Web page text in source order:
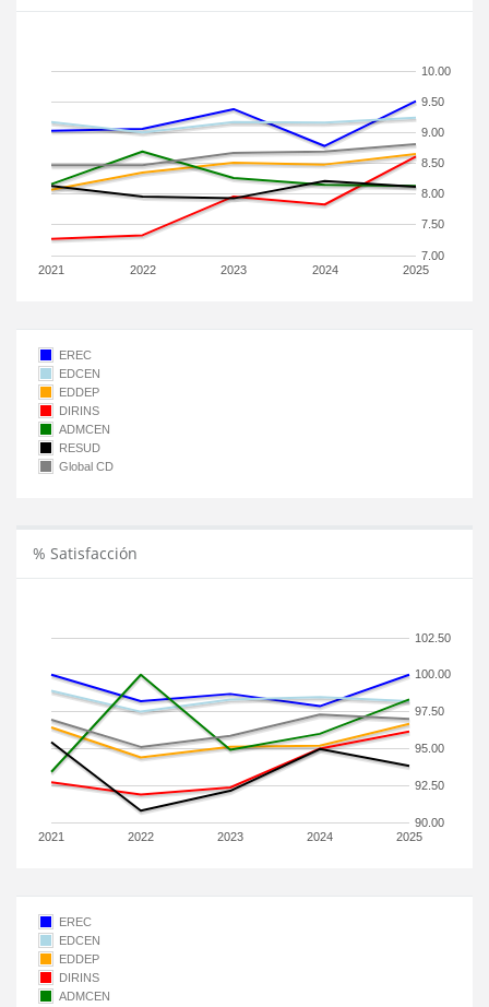
2021 2022 2023 2024 2025
7.00
7.50
8.00
8.50
9.00
9.50
10.00
EREC
EDCEN
EDDEP
DIRINS
ADMCEN
RESUD
Global CD
% Satisfacción
2021 2022 2023 2024 2025
90.00
92.50
95.00
97.50
100.00
102.50
EREC
EDCEN
EDDEP
DIRINS
ADMCEN